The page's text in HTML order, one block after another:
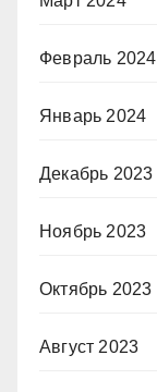
Февраль 2024
Январь 2024
Декабрь 2023
Ноябрь 2023
Октябрь 2023
Август 2023